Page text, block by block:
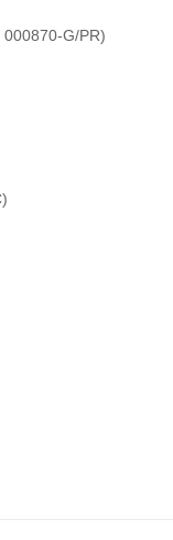
G/PR)